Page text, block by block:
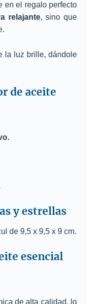
en el regalo perfecto
relajante, sino que
la luz brille, dándole
de aceite
y estrellas
de 9,5 x 9,5 x 9 cm.
esencial
de alta calidad, lo